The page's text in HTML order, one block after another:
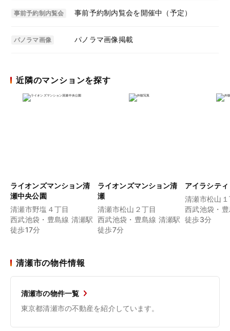
事前予約制内覧会 事前予約制内覧会を開催中（予定）
パノラマ画像 パノラマ画像掲載
近隣のマンションを探す
ライオンズマンション清
瀬中央公園
清瀬市野塩４丁目
西武池袋・豊島線 清瀬駅
徒歩17分
ライオンズマンション清
瀬
清瀬市松山２丁目
西武池袋・豊島線 清瀬駅
徒歩7分
アイラシティ
清瀬市松山
西武池袋・
徒歩3分
清瀬市の物件情報
清瀬市の物件一覧
東京都清瀬市の不動産を紹介しています。